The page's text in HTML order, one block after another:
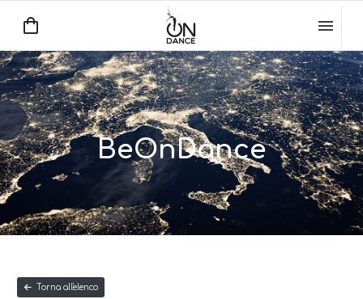
BeOnDance
Torna all'elenco